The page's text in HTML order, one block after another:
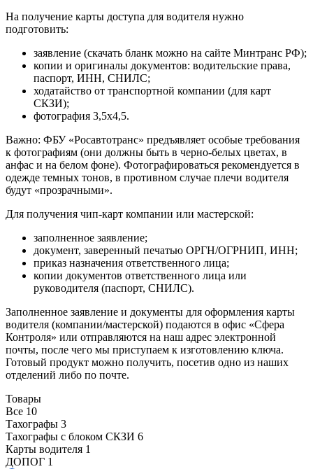
На получение карты доступа для водителя нужно
подготовить:
заявление (скачать бланк можно на сайте Минтранс РФ);
копии и оригиналы документов: водительские права,
паспорт, ИНН, СНИЛС;
ходатайство от транспортной компании (для карт
СКЗИ);
фотография 3,5х4,5.
Важно: ФБУ «Росавтотранс» предъявляет особые требования
к фотографиям (они должны быть в черно-белых цветах, в
анфас и на белом фоне). Фотографироваться рекомендуется в
одежде темных тонов, в противном случае плечи водителя
будут «прозрачными».
Для получения чип-карт компании или мастерской:
заполненное заявление;
документ, заверенный печатью ОРГН/ОГРНИП, ИНН;
приказ назначения ответственного лица;
копии документов ответственного лица или
руководителя (паспорт, СНИЛС).
Заполненное заявление и документы для оформления карты
водителя (компании/мастерской) подаются в офис «Сфера
Контроля» или отправляются на наш адрес электронной
почты, после чего мы приступаем к изготовлению ключа.
Готовый продукт можно получить, посетив одно из наших
отделений либо по почте.
Товары
Все 10
Тахографы 3
Тахографы с блоком СКЗИ 6
Карты водителя 1
ДОПОГ 1